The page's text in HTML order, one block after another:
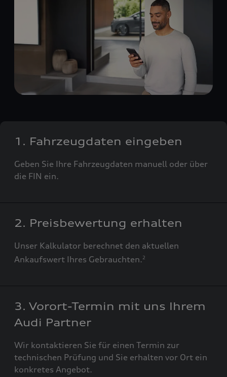
1. Fahrzeugdaten eingeben
Geben Sie Ihre Fahrzeugdaten manuell oder über
die FIN ein.
2. Preisbewertung erhalten
Unser Kalkulator berechnet den aktuellen
Ankaufswert Ihres Gebrauchten.2
3. Vorort-Termin mit uns Ihrem
Audi Partner
Wir kontaktieren Sie für einen Termin zur
technischen Prüfung und Sie erhalten vor Ort ein
konkretes Angebot.